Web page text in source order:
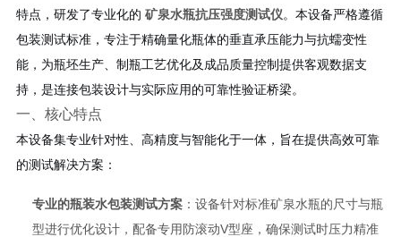
特点，研发了专业化的 矿泉水瓶抗压强度测试仪。本设备严格遵循
包装测试标准，专注于精确量化瓶体的垂直承压能力与抗蠕变性
能，为瓶坯生产、制瓶工艺优化及成品质量控制提供客观数据支
持，是连接包装设计与实际应用的可靠性验证桥梁。
一、核心特点
本设备集专业针对性、高精度与智能化于一体，旨在提供高效可靠
的测试解决方案：
专业的瓶装水包装测试方案：设备针对标准矿泉水瓶的尺寸与瓶
型进行优化设计，配备专用防滚动V型座，确保测试时压力精准